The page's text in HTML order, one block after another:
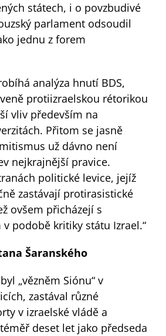
státech, i o povzbudivé
parlament odsoudil
jednu z forem
analýza hnutí BDS,
protiizraelskou rétorikou
vliv především na
Přitom se jasně
už dávno není
nejkrajnější pravice.
politické levice, jejíž
zastávají protirasistické
ovšem přicházejí s
podobě kritiky státu Izrael.“
Šaranského
„vězněm Siónu“ v
zastával různé
v izraelské vládě a
deset let jako předseda